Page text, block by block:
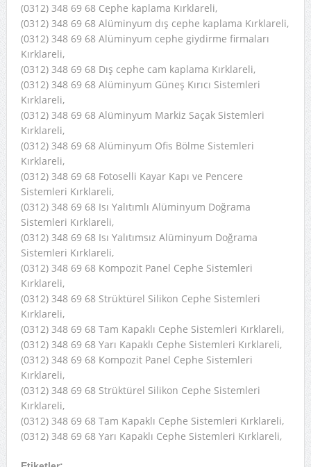
(0312) 348 69 68 Cephe kaplama Kırklareli,
(0312) 348 69 68 Alüminyum dış cephe kaplama Kırklareli,
(0312) 348 69 68 Alüminyum cephe giydirme firmaları
Kırklareli,
(0312) 348 69 68 Dış cephe cam kaplama Kırklareli,
(0312) 348 69 68 Alüminyum Güneş Kırıcı Sistemleri
Kırklareli,
(0312) 348 69 68 Alüminyum Markiz Saçak Sistemleri
Kırklareli,
(0312) 348 69 68 Alüminyum Ofis Bölme Sistemleri
Kırklareli,
(0312) 348 69 68 Fotoselli Kayar Kapı ve Pencere
Sistemleri Kırklareli,
(0312) 348 69 68 Isı Yalıtımlı Alüminyum Doğrama
Sistemleri Kırklareli,
(0312) 348 69 68 Isı Yalıtımsız Alüminyum Doğrama
Sistemleri Kırklareli,
(0312) 348 69 68 Kompozit Panel Cephe Sistemleri
Kırklareli,
(0312) 348 69 68 Strüktürel Silikon Cephe Sistemleri
Kırklareli,
(0312) 348 69 68 Tam Kapaklı Cephe Sistemleri Kırklareli,
(0312) 348 69 68 Yarı Kapaklı Cephe Sistemleri Kırklareli,
(0312) 348 69 68 Kompozit Panel Cephe Sistemleri
Kırklareli,
(0312) 348 69 68 Strüktürel Silikon Cephe Sistemleri
Kırklareli,
(0312) 348 69 68 Tam Kapaklı Cephe Sistemleri Kırklareli,
(0312) 348 69 68 Yarı Kapaklı Cephe Sistemleri Kırklareli,